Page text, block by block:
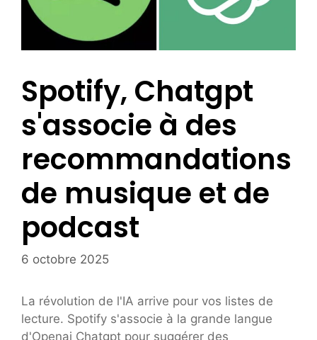
Spotify, Chatgpt
s'associe à des
recommandations
de musique et de
podcast
6 octobre 2025
La révolution de l'IA arrive pour vos listes de
lecture. Spotify s'associe à la grande langue
d'Openai Chatgpt pour suggérer des